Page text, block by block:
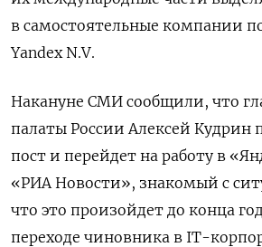
в самостоятельные компании
Yandex N.V.
Накануне СМИ сообщили, что
палаты России Алексей Кудрин
пост и перейдет на работу в
«РИА Новости», знакомый с
что это произойдет до конца
переходе чиновника в IT-